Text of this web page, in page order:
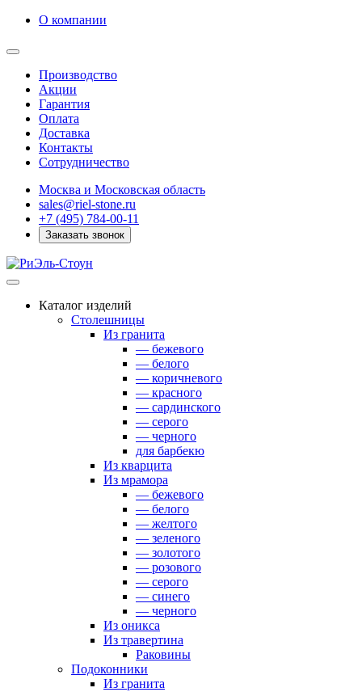
О компании
Производство
Акции
Гарантия
Оплата
Доставка
Контакты
Сотрудничество
Москва и Московская область
sales@riel-stone.ru
+7 (495) 784-00-11
Заказать звонок
Каталог изделий
Столешницы
Из гранита
— бежевого
— белого
— коричневого
— красного
— сардинского
— серого
— черного
для барбекю
Из кварцита
Из мрамора
— бежевого
— белого
— желтого
— зеленого
— золотого
— розового
— серого
— синего
— черного
Из оникса
Из травертина
Раковины
Подоконники
Из гранита